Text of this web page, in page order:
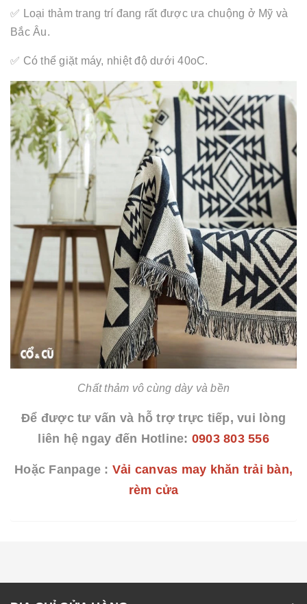
✅ Loại thảm trang trí đang rất được ưa chuộng ở Mỹ và
Bắc Âu.
✅ Có thể giặt máy, nhiệt độ dưới 40oC.
Chất thảm vô cùng dày và bền
Để được tư vấn và hỗ trợ trực tiếp, vui lòng
liên hệ ngay đến Hotline: 0903 803 556
Hoặc Fanpage : Vải canvas may khăn trải bàn,
rèm cửa